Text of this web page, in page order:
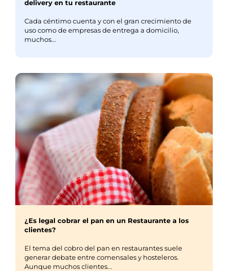
delivery en tu restaurante
Cada céntimo cuenta y con el gran crecimiento de
uso como de empresas de entrega a domicilio,
muchos...
¿Es legal cobrar el pan en un Restaurante a los
clientes?
El tema del cobro del pan en restaurantes suele
generar debate entre comensales y hosteleros.
Aunque muchos clientes...